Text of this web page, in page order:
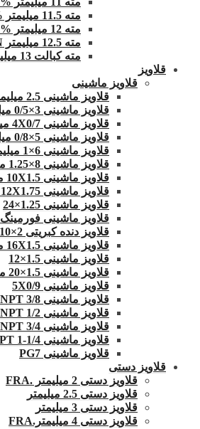
مته 11.5 میلیمتر HSSCO8%
مته 12 میلیمتر HSSCO8%
مته 12.5 میلیمتر HSSCO8% TICN
مته کبالت 13 میلیمتر 8%HSSCO TICN
قلاویز
قلاویز ماشینی
قلاویز ماشینی 2.5 میلیمتر
قلاویز ماشینی 3×0/5 میلیمتر.اسکا
قلاویز ماشینی 4X0/7 میلیمتر اسکا
قلاویز ماشینی 5×0/8 میلیمتر اسکا
قلاویز ماشینی 6×1 میلیمتر اسکا
قلاویز ماشینی 8×1.25 میلیمتر .اسکا
قلاویز ماشینی 10X1.5 میلیمتر .اسکا
قلاویز ماشینی 12X1.75 میلیمتر اسکا
قلاویز ماشینی 1.25×24
قلاویز ماشینی فورمینگ 1×6
قلاویز دنده کبریتی 2×10 چپ
قلاویز ماشینی 16X1.5 مارپیچ
قلاویز ماشینی 1.5×12
قلاویز ماشینی 1.5×20 مارپیچ چپ
قلاویز ماشینی 5X0/9
قلاویز ماشینی 3/8 NPT
قلاویز ماشینی 1/2 NPT
قلاویز ماشینی 3/4 NPT
قلاویز ماشینی 1/4-1 NPT
قلاویز ماشینی PG7
قلاویز دستی
قلاویز دستی 2 میلیمتر .FRA
قلاویز دستی 2.5 میلیمتر
قلاویز دستی 3 میلیمتر
قلاویز دستی 4 میلیمتر.FRA